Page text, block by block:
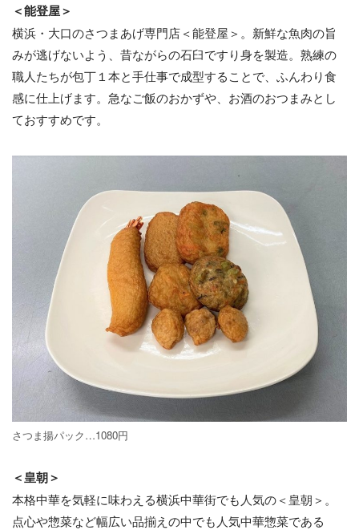
＜能登屋＞
横浜・大口のさつまあげ専門店＜能登屋＞。新鮮な魚肉の旨
みが逃げないよう、昔ながらの石臼ですり身を製造。熟練の
職人たちが包丁１本と手仕事で成型することで、ふんわり食
感に仕上げます。急なご飯のおかずや、お酒のおつまみとし
ておすすめです。
さつま揚パック…1080円
＜皇朝＞
本格中華を気軽に味わえる横浜中華街でも人気の＜皇朝＞。
点心や惣菜など幅広い品揃えの中でも人気中華惣菜である